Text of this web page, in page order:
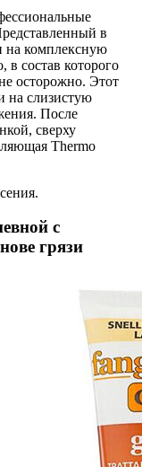
в
на комплексную
в состав которого
осторожно. Этот
на слизистую
После
сверху
Thermo
с
грязи